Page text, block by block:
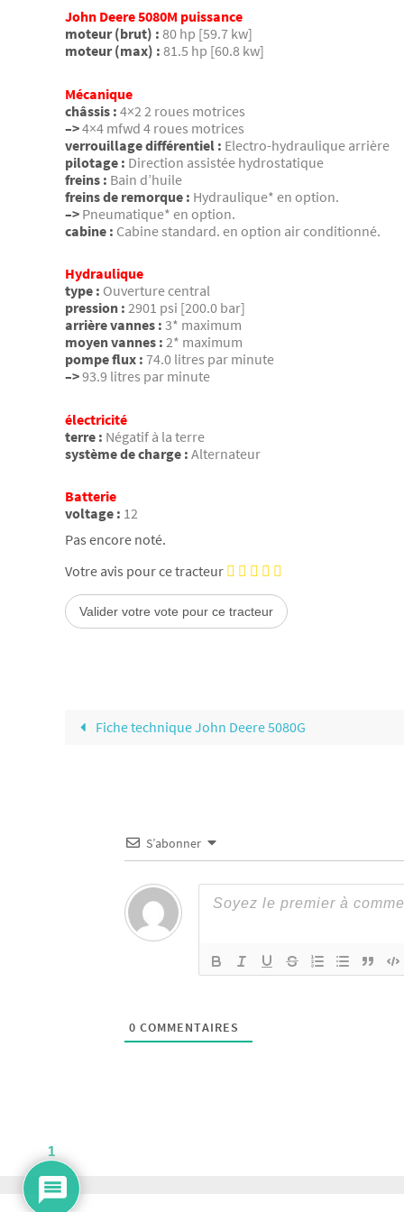
John Deere 5080M puissance
moteur (brut) : 80 hp [59.7 kw]
moteur (max) : 81.5 hp [60.8 kw]
Mécanique
châssis : 4×2 2 roues motrices
–>4×4 mfwd 4 roues motrices
verrouillage différentiel : Electro-hydraulique arrière
pilotage : Direction assistée hydrostatique
freins : Bain d’huile
freins de remorque : Hydraulique* en option.
–> Pneumatique* en option.
cabine : Cabine standard. en option air conditionné.
Hydraulique
type : Ouverture central
pression : 2901 psi [200.0 bar]
arrière vannes : 3* maximum
moyen vannes : 2* maximum
pompe flux : 74.0 litres par minute
–>93.9 litres par minute
électricité
terre : Négatif à la terre
système de charge : Alternateur
Batterie
voltage : 12
Pas encore noté.
Votre avis pour ce tracteur
Fiche technique John Deere 5080G
S’abonner
0 COMMENTAIRES
1